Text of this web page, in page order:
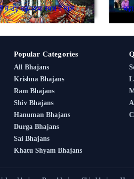
मैं उड़ उड़ जावा श्याम दे नाल बड़ा
Popular Categories
All Bhajans
Krishna Bhajans
Ram Bhajans
Shiv Bhajans
Hanuman Bhajans
Durga Bhajans
Sai Bhajans
Khatu Shyam Bhajans